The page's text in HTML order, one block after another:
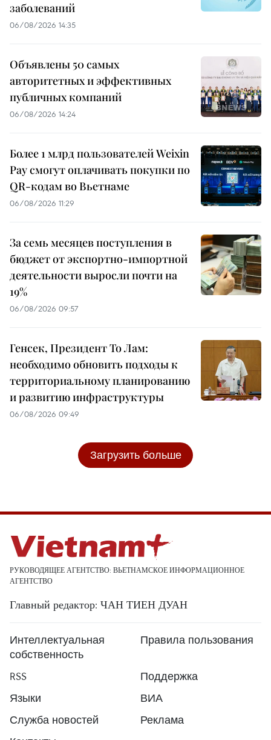
заболеваний
06/08/2026 14:35
Объявлены 50 самых
авторитетных и эффективных
публичных компаний
06/08/2026 14:24
Более 1 млрд пользователей Weixin
Pay смогут оплачивать покупки по
QR-кодам во Вьетнаме
06/08/2026 11:29
За семь месяцев поступления в
бюджет от экспортно-импортной
деятельности выросли почти на
19%
06/08/2026 09:57
Генсек, Президент То Лам:
необходимо обновить подходы к
территориальному планированию
и развитию инфраструктуры
06/08/2026 09:49
Загрузить больше
РУКОВОДЯЩЕЕ АГЕНТСТВО: ВЬЕТНАМСКОЕ ИНФОРМАЦИОННОЕ
АГЕНТСТВО
Главный редактор: ЧАН ТИЕН ДУАН
Интеллектуальная
собственность
Правила пользования
RSS
Поддержка
Языки
ВИА
Служба новостей
Реклама